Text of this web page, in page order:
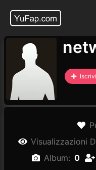
Visualizzazioni
Album: 0